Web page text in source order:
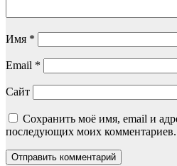
Имя *
Email *
Сайт
Сохранить моё имя, email и
последующих моих комментариев.